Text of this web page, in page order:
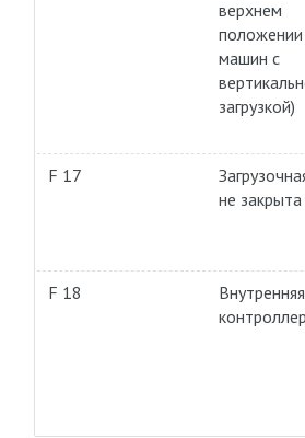
верхнем
положении
машин с
загрузкой)
F 17
не закрыта
F 18